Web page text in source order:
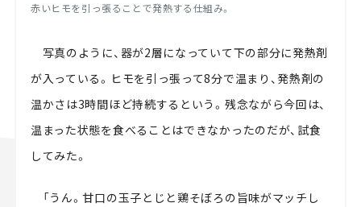
赤いヒモを引っ張ることで発熱する仕組み。
写真のように、器が2層になっていて下の部分に発熱剤
が入っている。ヒモを引っ張って8分で温まり、発熱剤の
温かさは3時間ほど持続するという。残念ながら今回は、
温まった状態を食べることはできなかったのだが、試食
してみた。
「うん。甘口の玉子とじと鶏そぼろの旨味がマッチし